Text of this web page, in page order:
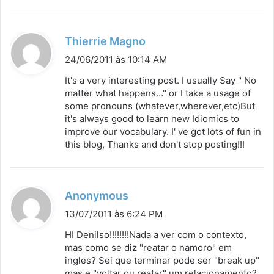
Thierrie Magno
i
s
e
:
24/06/2011 às 10:14 AM
It's a very interesting post. I usually Say " No
matter what happens…" or I take a usage of
some pronouns (whatever,wherever,etc)But
it's always good to learn new Idiomics to
improve our vocabulary. I' ve got lots of fun in
this blog, Thanks and don't stop posting!!!
Anonymous
i
s
e
13/07/2011 às 6:24 PM
HI Denilso!!!!!!!!Nada a ver com o contexto,
mas como se diz "reatar o namoro" em
ingles? Sei que terminar pode ser "break up"